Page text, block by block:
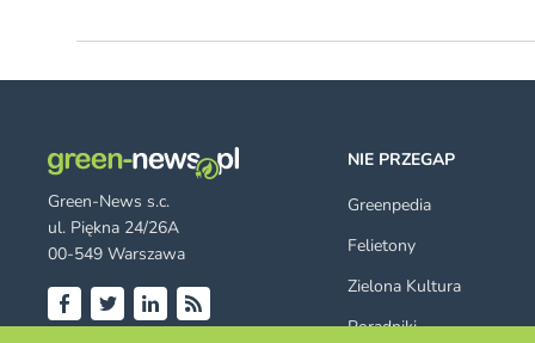
Green-News s.c.
ul. Piękna 24/26A
00-549 Warszawa
FacebookTwitterLinkedIn
RSS
NIE PRZEGAP
Greenpedia
Felietony
Zielona Kultura
Poradniki